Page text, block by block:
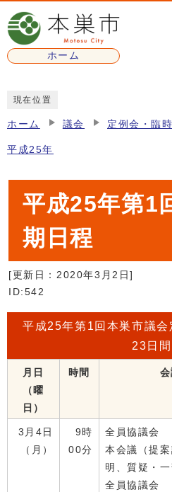
ページの先頭です
ホーム
現在位置
ホーム 議会 定例会・臨
平成25年
平成25年第1
期日程
[更新日： 2020年3月2日]
ID:542
平成25年第1回本巣市議会
23日間
月日
（曜
日）
時間
3月4日
（月）
9時
00分
全員協議会
本会議（提
明、質疑・一
全員協議会